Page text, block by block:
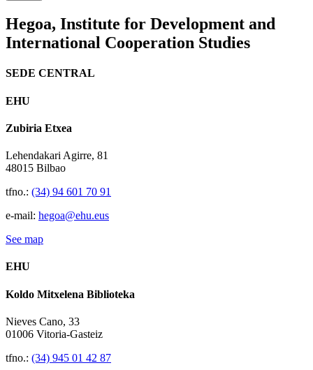
Hegoa, Institute for Development and
International Cooperation Studies
SEDE CENTRAL
EHU
Zubiria Etxea
Lehendakari Agirre, 81
48015 Bilbao
tfno.: (34) 94 601 70 91
e-mail: hegoa@ehu.eus
See map
EHU
Koldo Mitxelena Biblioteka
Nieves Cano, 33
01006 Vitoria-Gasteiz
tfno.: (34) 945 01 42 87